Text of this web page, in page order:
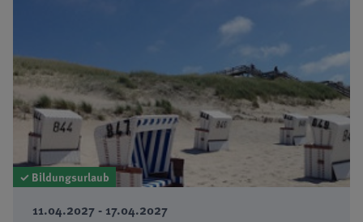
✓ Bildungsurlaub
11.04.2027 - 17.04.2027